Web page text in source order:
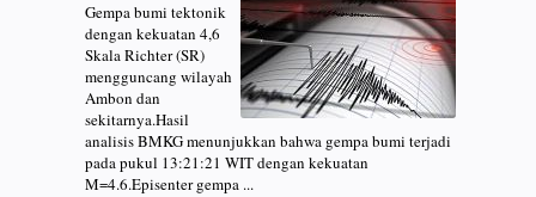
Gempa bumi tektonik
dengan kekuatan 4,6
Skala Richter (SR)
mengguncang wilayah
Ambon dan
sekitarnya.Hasil
analisis BMKG menunjukkan bahwa gempa bumi terjadi
pada pukul 13:21:21 WIT dengan kekuatan
M=4.6.Episenter gempa ...